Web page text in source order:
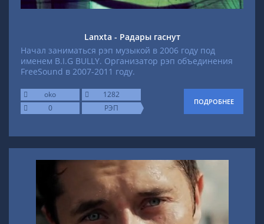
Lanxta - Радары гаснут
Начал заниматься рэп музыкой в 2006 году под
именем B.I.G BULLY. Организатор рэп объединения
FreeSound в 2007-2011 году.
oko
1282
0
РЭП
ПОДРОБНЕЕ